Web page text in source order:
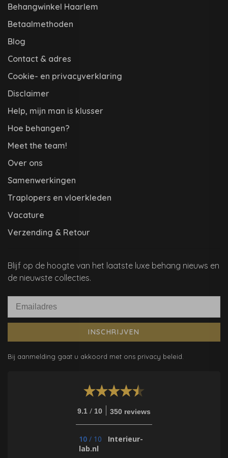
Behangwinkel Haarlem
Betaalmethoden
Blog
Contact & adres
Cookie- en privacyverklaring
Disclaimer
Help, mijn man is klusser
Hoe behangen?
Meet the team!
Over ons
Samenwerkingen
Traplopers en vloerkleden
Vacature
Verzending & Retour
Blijf op de hoogte van het laatste luxe behang nieuws en
de nieuwste collecties.
INSCHRIJVEN
Bij aanmelding gaat u akkoord met ons privacy beleid.
9.1 / 10 350 reviews
10 / 10
Interieur-
lab.nl